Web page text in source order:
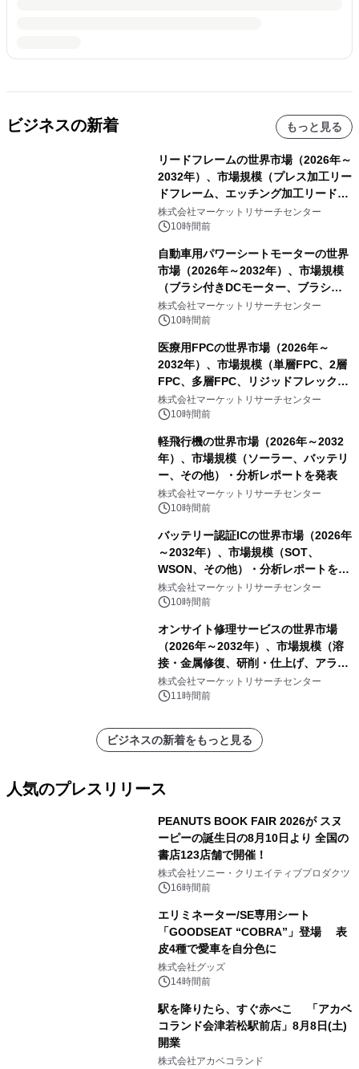
ビジネスの新着 もっと見る
リードフレームの世界市場（2026年～
2032年）、市場規模（プレス加工リー
ドフレーム、エッチング加工リードフ
レーム）・分析レポートを発表
株式会社マーケットリサーチセンター
10時間前
自動車用パワーシートモーターの世界
市場（2026年～2032年）、市場規模
（ブラシ付きDCモーター、ブラシレ
スDCモーター）・分析レポートを発
表
株式会社マーケットリサーチセンター
10時間前
医療用FPCの世界市場（2026年～
2032年）、市場規模（単層FPC、2層
FPC、多層FPC、リジッドフレックス
PCB）・分析レポートを発表
株式会社マーケットリサーチセンター
10時間前
軽飛行機の世界市場（2026年～2032
年）、市場規模（ソーラー、バッテリ
ー、その他）・分析レポートを発表
株式会社マーケットリサーチセンター
10時間前
バッテリー認証ICの世界市場（2026年
～2032年）、市場規模（SOT、
WSON、その他）・分析レポートを発
表
株式会社マーケットリサーチセンター
10時間前
オンサイト修理サービスの世界市場
（2026年～2032年）、市場規模（溶
接・金属修復、研削・仕上げ、アライ
メント、その他）・分析レポートを発
表
株式会社マーケットリサーチセンター
11時間前
ビジネスの新着をもっと見る
人気のプレスリリース
PEANUTS BOOK FAIR 2026が スヌ
ーピーの誕生日の8月10日より 全国の
書店123店舗で開催！
株式会社ソニー・クリエイティブプロダクツ
16時間前
エリミネーター/SE専用シート
「GOODSEAT “COBRA”」登場 表
皮4種で愛車を自分色に
株式会社グッズ
14時間前
駅を降りたら、すぐ赤べこ 「アカベ
コランド会津若松駅前店」8月8日(土)
開業
株式会社アカベコランド